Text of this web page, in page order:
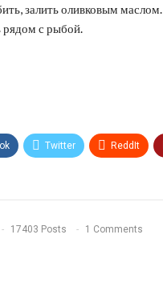
залить оливковым маслом.
рядом с рыбой.
Twitter ReddIt
17403 Posts 1 Comments